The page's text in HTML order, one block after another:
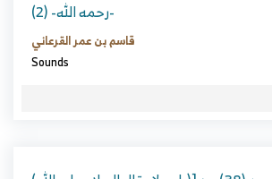
-رحمه الله- (2)
قاسم بن عمر القرعاني
Sounds